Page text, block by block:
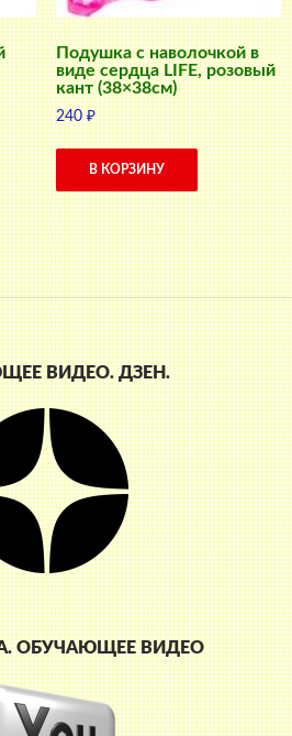
Подушка с наволочкой в
виде сердца LIFE, розовый
кант (38×38см)
240₽
В КОРЗИНУ
ВИДЕО. ДЗЕН.
ОБУЧАЮЩЕЕ ВИДЕО